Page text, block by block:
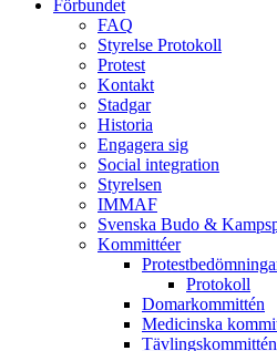
Förbundet
FAQ
Styrelse Protokoll
Protest
Kontakt
Stadgar
Historia
Engagera sig
Social integration
Styrelsen
IMMAF
Svenska Budo &
Kommittéer
Protokoll
Domarkommittén
Medicinska
Tävlingskommittén